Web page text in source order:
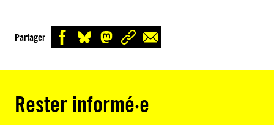
Partager
Rester informé·e